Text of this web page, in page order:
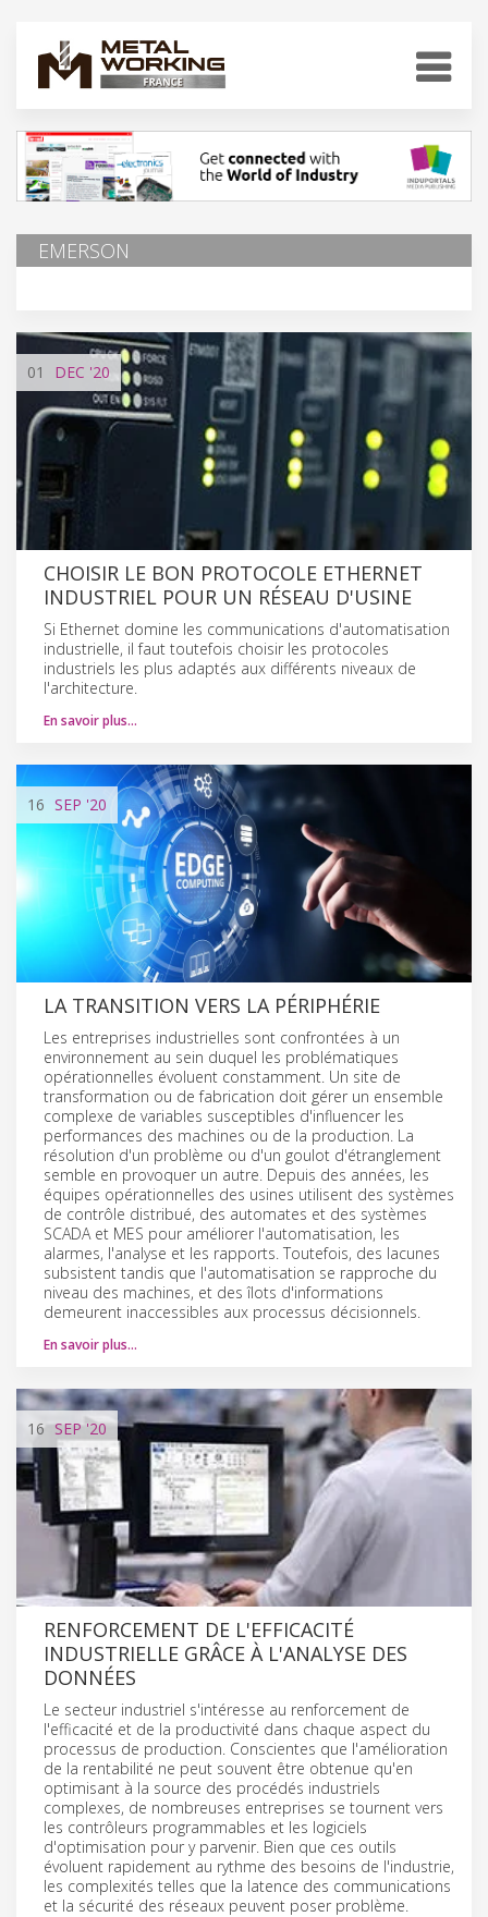
EMERSON
01 DEC '20
CHOISIR LE BON PROTOCOLE ETHERNET
INDUSTRIEL POUR UN RÉSEAU D'USINE
Si Ethernet domine les communications d'automatisation
industrielle, il faut toutefois choisir les protocoles
industriels les plus adaptés aux différents niveaux de
l'architecture.
En savoir plus…
16 SEP '20
LA TRANSITION VERS LA PÉRIPHÉRIE
Les entreprises industrielles sont confrontées à un
environnement au sein duquel les problématiques
opérationnelles évoluent constamment. Un site de
transformation ou de fabrication doit gérer un ensemble
complexe de variables susceptibles d'influencer les
performances des machines ou de la production. La
résolution d'un problème ou d'un goulot d'étranglement
semble en provoquer un autre. Depuis des années, les
équipes opérationnelles des usines utilisent des systèmes
de contrôle distribué, des automates et des systèmes
SCADA et MES pour améliorer l'automatisation, les
alarmes, l'analyse et les rapports. Toutefois, des lacunes
subsistent tandis que l'automatisation se rapproche du
niveau des machines, et des îlots d'informations
demeurent inaccessibles aux processus décisionnels.
En savoir plus…
16 SEP'20
RENFORCEMENT DE L'EFFICACITÉ
INDUSTRIELLE GRÂCE À L'ANALYSE DES
DONNÉES
Le secteur industriel s'intéresse au renforcement de
l'efficacité et de la productivité dans chaque aspect du
processus de production. Conscientes que l'amélioration
de la rentabilité ne peut souvent être obtenue qu'en
optimisant à la source des procédés industriels
complexes, de nombreuses entreprises se tournent vers
les contrôleurs programmables et les logiciels
d'optimisation pour y parvenir. Bien que ces outils
évoluent rapidement au rythme des besoins de l'industrie,
les complexités telles que la latence des communications
et la sécurité des réseaux peuvent poser problème.